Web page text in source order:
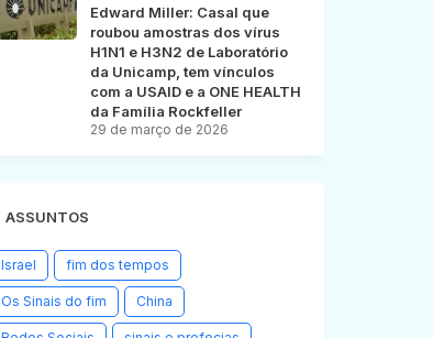
Edward Miller: Casal que
roubou amostras dos vírus
H1N1 e H3N2 de Laboratório
da Unicamp, tem vínculos
com a USAID e a ONE HEALTH
da Família Rockfeller
29 de março de 2026
ASSUNTOS
Israel fim dos tempos
Os Sinais do fim China